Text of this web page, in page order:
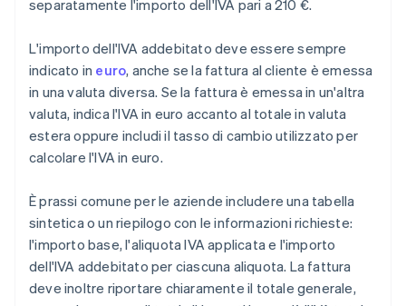
separatamente l'importo dell'IVA pari a 210 €.
L'importo dell'IVA addebitato deve essere sempre
indicato in euro, anche se la fattura al cliente è emessa
in una valuta diversa. Se la fattura è emessa in un'altra
valuta, indica l'IVA in euro accanto al totale in valuta
estera oppure includi il tasso di cambio utilizzato per
calcolare l'IVA in euro.
È prassi comune per le aziende includere una tabella
sintetica o un riepilogo con le informazioni richieste:
l'importo base, l'aliquota IVA applicata e l'importo
dell'IVA addebitato per ciascuna aliquota. La fattura
deve inoltre riportare chiaramente il totale generale,